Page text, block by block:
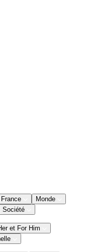
France
Monde
Société
et For Him